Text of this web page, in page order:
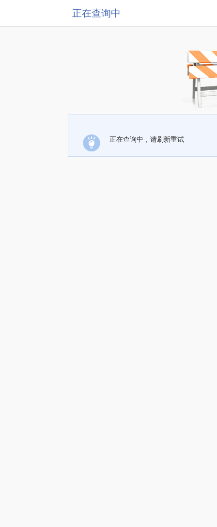
正在查询中
正在查询中，请刷新重试